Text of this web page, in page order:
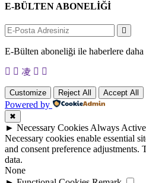
E-BÜLTEN ABONELİĞİ
E-Bülten aboneliği ile haberlere daha
Customize Reject All Accept All
Powered by
✖
► Necessary Cookies Always Active
Necessary cookies enable essential
and consent preference adjustments.
data.
None